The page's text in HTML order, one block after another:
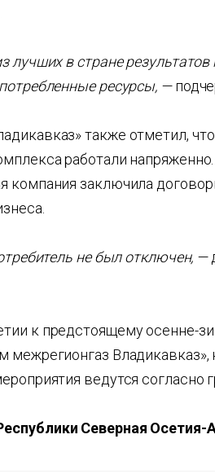
лучших в стране
ресурсы, —
также отметил,
работали
компания заключила
не был отключен, —
к предстоящему осенне-
межрегионгаз
ведутся согласно
Северная Осетия-